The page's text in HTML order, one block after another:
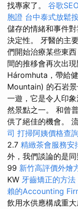
找專家了。 谷歌
胞證 台中泰式放鬆
儲存的情緒和事件
決定性。 牙醫的主
們開始治療某些東
間的推移會再次出
Háromhuta，帶給
Mountain) 的石岩
一遊，它是令人印
然景點之一。 和曾
供了絕佳的機會。
司 打掃阿姨價格查詢
2.7 精緻茶會服務安
外，我們談論的是
99 新竹高評價外燴
KW 牙齒矯正的方法
賴的Accounting
飲用水供應構成重大